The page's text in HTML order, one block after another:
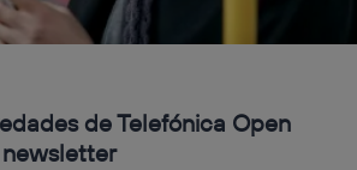
de Telefónica Open